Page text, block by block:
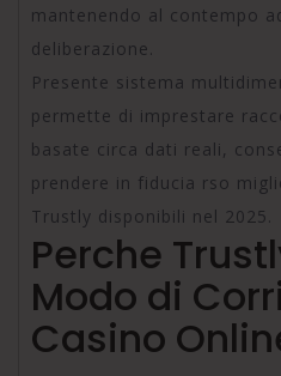
mantenendo al contempo
deliberazione.
Presente sistema
permette di imprestare
basate circa dati reali,
prendere in fiducia rso
Trustly disponibili nel 2025.
Perche
Modo di
Casino